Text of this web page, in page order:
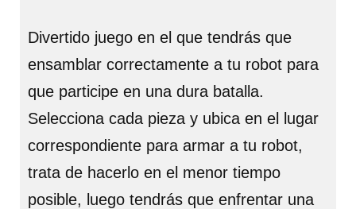
Divertido juego en el que tendrás que
ensamblar correctamente a tu robot para
que participe en una dura batalla.
Selecciona cada pieza y ubica en el lugar
correspondiente para armar a tu robot,
trata de hacerlo en el menor tiempo
posible, luego tendrás que enfrentar una